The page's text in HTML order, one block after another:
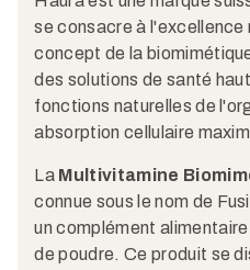
se consacre à l'excellence
concept de la
des solutions de santé
fonctions naturelles de
absorption cellulaire
La Multivitamine
connue sous le nom de
un complément
de poudre. Ce produit se